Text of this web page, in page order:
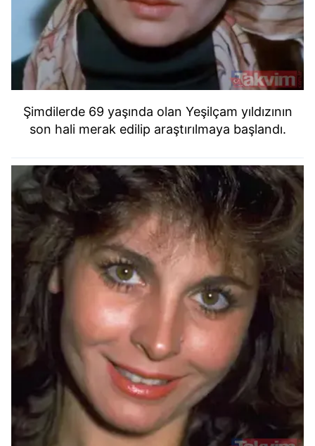
Şimdilerde 69 yaşında olan Yeşilçam yıldızının
son hali merak edilip araştırılmaya başlandı.